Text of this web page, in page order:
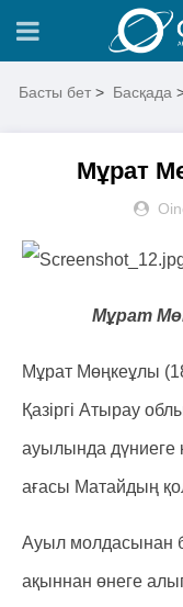
Басты бет > Басқада
Мұрат
Мұрат
Мұрат Мөңкеұлы
Қазіргі Атырау
ауылында дүниеге
ағасы Матайдың
Ауыл молдасынан
ақыннан өнеге